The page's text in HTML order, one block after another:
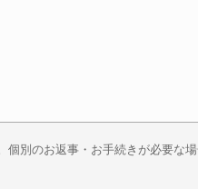
別のお返事・お手続きが必要な場